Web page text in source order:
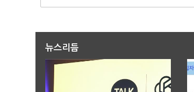
뉴스리듬